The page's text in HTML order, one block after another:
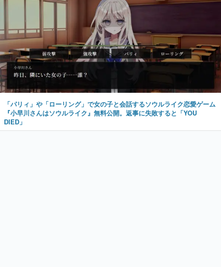
「パリィ」や「ローリング」で女の子と会話するソウルライク恋愛ゲーム
『小早川さんはソウルライク』無料公開。返事に失敗すると「YOU
DIED」